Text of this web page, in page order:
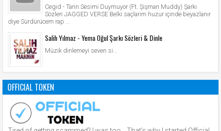
Cegıd - Tanrı Sesimi Duymuyor (Ft. Şişman Muddy) Şarkı
Sözleri JAGGED VERSE Belki saçlarım huzur içinde beyazlanır
diye Sürdürücem rap ...
Salih Yılmaz - Yema Oğul Şarkı Sözleri & Dinle
Müzik dinlemeyi seven si...
OFFICIAL TOKEN